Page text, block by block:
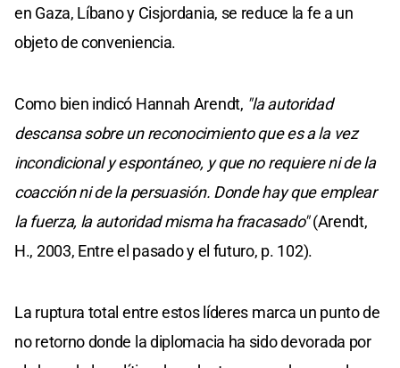
en Gaza, Líbano y Cisjordania, se reduce la fe a un
objeto de conveniencia.
Como bien indicó Hannah Arendt, "la autoridad
descansa sobre un reconocimiento que es a la vez
incondicional y espontáneo, y que no requiere ni de la
coacción ni de la persuasión. Donde hay que emplear
la fuerza, la autoridad misma ha fracasado"(Arendt,
H., 2003, Entre el pasado y el futuro, p. 102).
La ruptura total entre estos líderes marca un punto de
no retorno donde la diplomacia ha sido devorada por